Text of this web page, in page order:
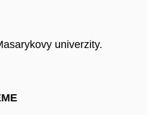
univerzity.